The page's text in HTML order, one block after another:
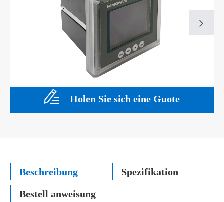
Holen Sie sich eine Guote
Beschreibung
Spezifikation
Bestell anweisung